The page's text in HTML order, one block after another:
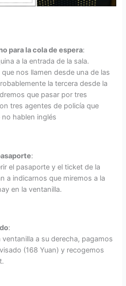
para la cola de espera:
a la entrada de la sala.
nos llamen desde una de las
la tercera desde la
que pasar por tres
tres agentes de policía que
hablen inglés
:
el pasaporte y el ticket de la
a indicarnos que miremos a la
en la ventanilla.
:
ventanilla a su derecha, pagamos
(168 Yuan) y recogemos